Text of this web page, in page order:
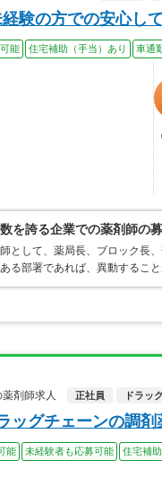
験の方での安心し
能 住宅補助（手当）あり 車通
を誇る企業での薬剤師の
として、薬局長、ブロック長
る部署であれば、異動するこ
剤師求人
正社員 ドラッ
ッグチェーンの調
能 未経験者も応募可能 住宅補